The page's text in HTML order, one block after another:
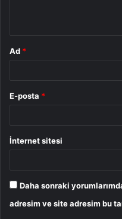
Ad *
E-posta *
İnternet sitesi
Daha sonraki
adresim ve site adresim bu